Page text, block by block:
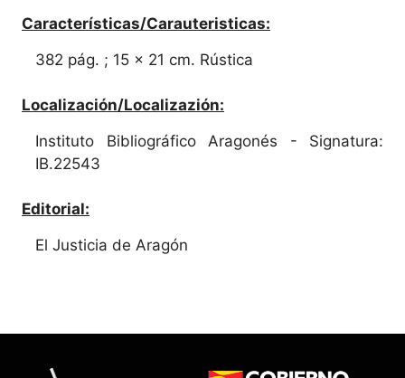
Características/Carauteristicas:
382 pág. ; 15 x 21 cm. Rústica
Localización/Localizazión:
Instituto Bibliográfico Aragonés - Signatura:
IB.22543
Editorial:
El Justicia de Aragón